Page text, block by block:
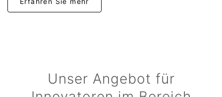
Unser Angebot für